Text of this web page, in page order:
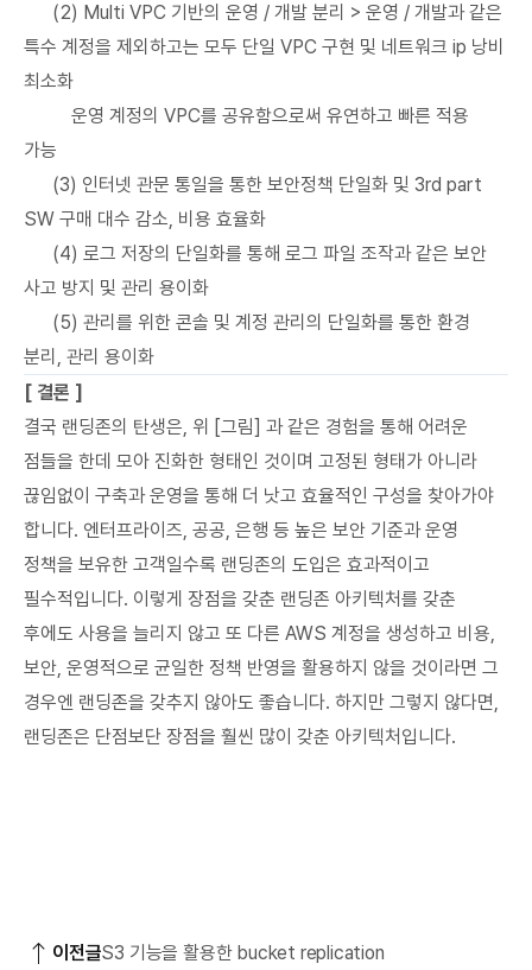
(2) Multi VPC 기반의 운영 / 개발 분리 > 운영 / 개발과 같은
특수 계정을 제외하고는 모두 단일 VPC 구현 및 네트워크 ip 낭비
최소화
운영 계정의 VPC를 공유함으로써 유연하고 빠른 적용
가능
(3) 인터넷 관문 통일을 통한 보안정책 단일화 및 3rd part
SW 구매 대수 감소, 비용 효율화
(4) 로그 저장의 단일화를 통해 로그 파일 조작과 같은 보안
사고 방지 및 관리 용이화
(5) 관리를 위한 콘솔 및 계정 관리의 단일화를 통한 환경
분리, 관리 용이화
[ 결론 ]
결국 랜딩존의 탄생은, 위 [그림] 과 같은 경험을 통해 어려운
점들을 한데 모아 진화한 형태인 것이며 고정된 형태가 아니라
끊임없이 구축과 운영을 통해 더 낫고 효율적인 구성을 찾아가야
합니다. 엔터프라이즈, 공공, 은행 등 높은 보안 기준과 운영
정책을 보유한 고객일수록 랜딩존의 도입은 효과적이고
필수적입니다. 이렇게 장점을 갖춘 랜딩존 아키텍처를 갖춘
후에도 사용을 늘리지 않고 또 다른 AWS 계정을 생성하고 비용,
보안, 운영적으로 균일한 정책 반영을 활용하지 않을 것이라면 그
경우엔 랜딩존을 갖추지 않아도 좋습니다. 하지만 그렇지 않다면,
랜딩존은 단점보단 장점을 훨씬 많이 갖춘 아키텍처입니다.
이전글S3 기능을 활용한 bucket replication